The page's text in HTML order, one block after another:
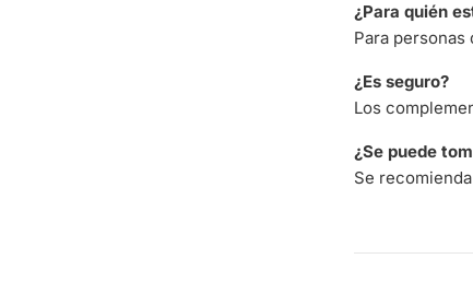
¿Para quién
Para
¿Es seguro?
Los
¿Se puede
Se